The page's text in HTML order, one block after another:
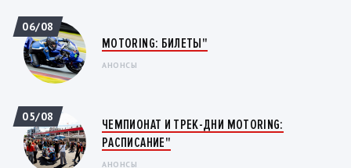
MOTORING: БИЛЕТЫ"
АНОНСЫ
06/08
ЧЕМПИОНАТ И ТРЕК-ДНИ MOTORING:
РАСПИСАНИЕ"
АНОНСЫ
05/08